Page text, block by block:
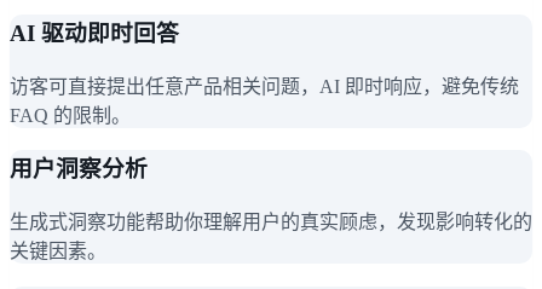
AI 驱动即时回答
访客可直接提出任意产品相关问题，AI 即时响应，避免传统
FAQ 的限制。
用户洞察分析
生成式洞察功能帮助你理解用户的真实顾虑，发现影响转化的
关键因素。